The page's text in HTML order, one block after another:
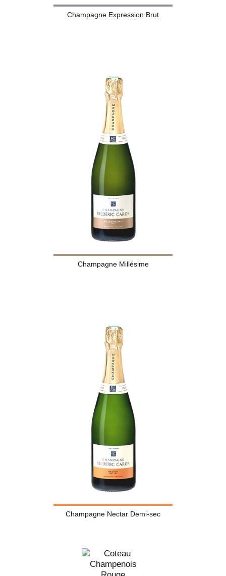
Champagne Expression Brut
Champagne Millésime
Champagne Nectar Demi-sec